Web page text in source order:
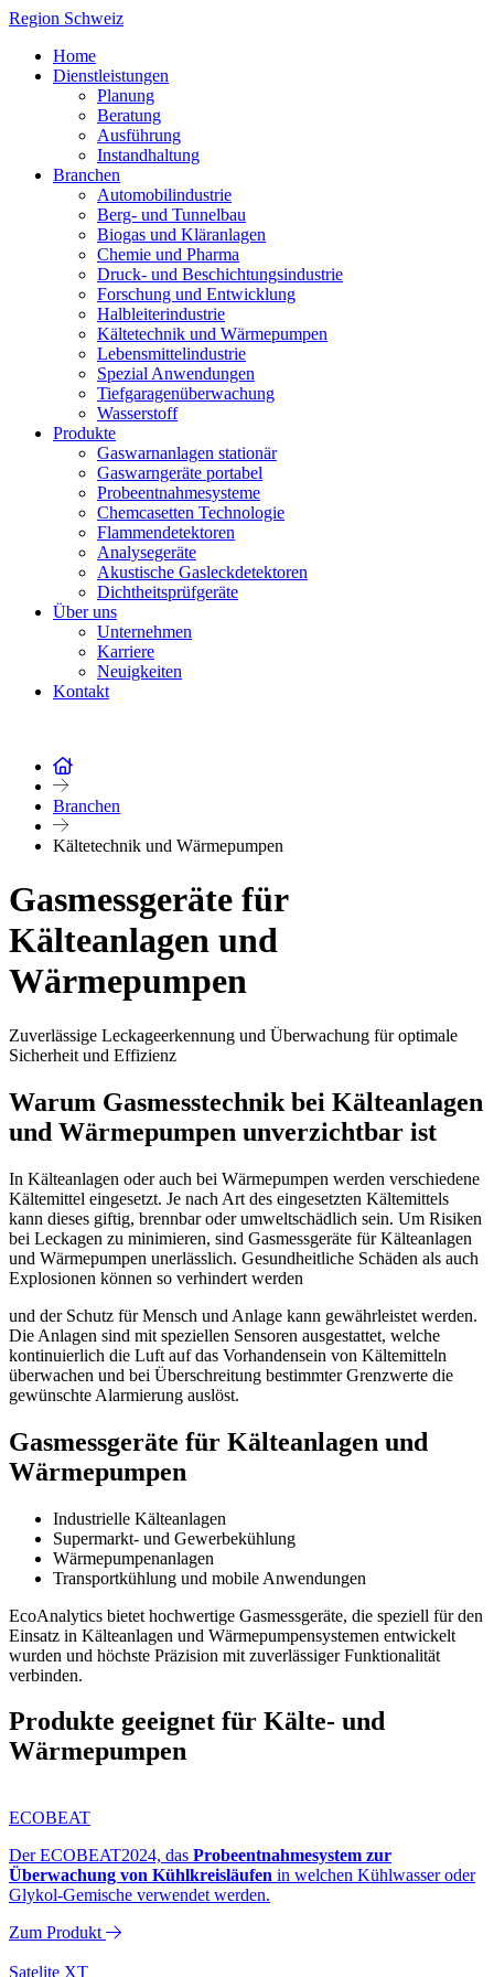
Region Schweiz
Home
Dienstleistungen
Planung
Beratung
Ausführung
Instandhaltung
Branchen
Automobilindustrie
Berg- und Tunnelbau
Biogas und Kläranlagen
Chemie und Pharma
Druck- und Beschichtungsindustrie
Forschung und Entwicklung
Halbleiterindustrie
Kältetechnik und Wärmepumpen
Lebensmittelindustrie
Spezial Anwendungen
Tiefgaragenüberwachung
Wasserstoff
Produkte
Gaswarnanlagen stationär
Gaswarngeräte portabel
Probeentnahmesysteme
Chemcasetten Technologie
Flammendetektoren
Analysegeräte
Akustische Gasleckdetektoren
Dichtheitsprüfgeräte
Über uns
Unternehmen
Karriere
Neuigkeiten
Kontakt
Branchen
Kältetechnik und Wärmepumpen
Gasmessgeräte für
Kälteanlagen und
Wärmepumpen
Zuverlässige Leckageerkennung und Überwachung für optimale
Sicherheit und Effizienz
Warum Gasmesstechnik bei Kälteanlagen
und Wärmepumpen unverzichtbar ist
In Kälteanlagen oder auch bei Wärmepumpen werden verschiedene
Kältemittel eingesetzt. Je nach Art des eingesetzten Kältemittels
kann dieses giftig, brennbar oder umweltschädlich sein. Um Risiken
bei Leckagen zu minimieren, sind Gasmessgeräte für Kälteanlagen
und Wärmepumpen unerlässlich. Gesundheitliche Schäden als auch
Explosionen können so verhindert werden
und der Schutz für Mensch und Anlage kann gewährleistet werden.
Die Anlagen sind mit speziellen Sensoren ausgestattet, welche
kontinuierlich die Luft auf das Vorhandensein von Kältemitteln
überwachen und bei Überschreitung bestimmter Grenzwerte die
gewünschte Alarmierung auslöst.
Gasmessgeräte für Kälteanlagen und
Wärmepumpen
Industrielle Kälteanlagen
Supermarkt- und Gewerbekühlung
Wärmepumpenanlagen
Transportkühlung und mobile Anwendungen
EcoAnalytics bietet hochwertige Gasmessgeräte, die speziell für den
Einsatz in Kälteanlagen und Wärmepumpensystemen entwickelt
wurden und höchste Präzision mit zuverlässiger Funktionalität
verbinden.
Produkte geeignet für Kälte- und
Wärmepumpen
ECOBEAT
Der ECOBEAT2024, das Probeentnahmesystem zur
Überwachung von Kühlkreisläufen in welchen Kühlwasser oder
Glykol-Gemische verwendet werden.
Zum Produkt
Satelite XT